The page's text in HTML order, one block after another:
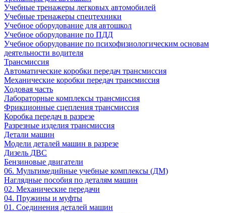
Учебные тренажеры легковых автомобилей
Учебные тренажеры спецтехники
Учебное оборудование для автошкол
Учебное оборудование по ПДД
Учебное оборудование по психофизиологическим основам
деятельности водителя
Трансмиссия
Автоматические коробки передач трансмиссия
Механические коробки передач трансмиссия
Ходовая часть
Лабораторные комплексы трансмиссия
Фрикционные сцепления трансмиссия
Коробка передач в разрезе
Разрезные изделия трансмиссия
Детали машин
Модели деталей машин в разрезе
Дизель ДВС
Бензиновые двигатели
06. Мультимедийные учебные комплексы (ДМ)
Наглядные пособия по деталям машин
02. Механические передачи
04. Пружины и муфты
01. Соединения деталей машин